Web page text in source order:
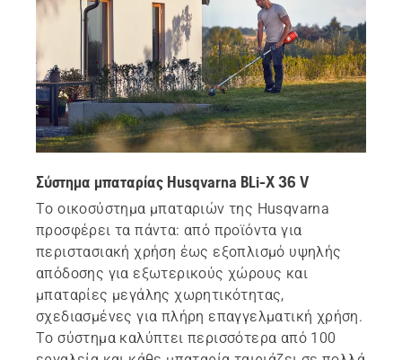
Σύστημα μπαταρίας Husqvarna BLi-X 36 V
Το οικοσύστημα μπαταριών της Husqvarna
προσφέρει τα πάντα: από προϊόντα για
περιστασιακή χρήση έως εξοπλισμό υψηλής
απόδοσης για εξωτερικούς χώρους και
μπαταρίες μεγάλης χωρητικότητας,
σχεδιασμένες για πλήρη επαγγελματική χρήση.
Το σύστημα καλύπτει περισσότερα από 100